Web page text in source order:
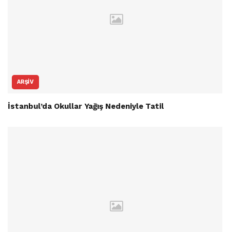
ARŞIV
İstanbul’da Okullar Yağış Nedeniyle Tatil